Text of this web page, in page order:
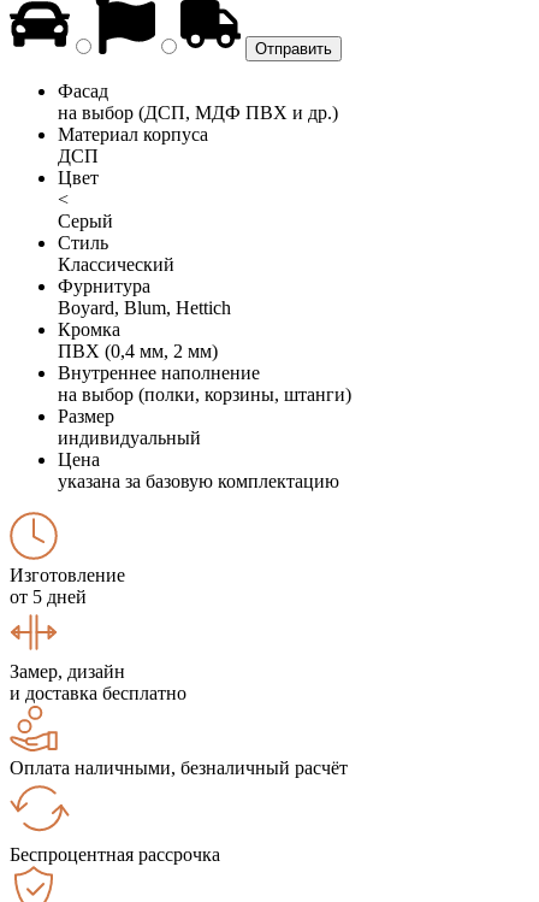
Фасад
на выбор (ДСП, МДФ ПВХ и др.)
Материал корпуса
ДСП
Цвет
<
Серый
Стиль
Классический
Фурнитура
Boyard, Blum, Hettich
Кромка
ПВХ (0,4 мм, 2 мм)
Внутреннее наполнение
на выбор (полки, корзины, штанги)
Размер
индивидуальный
Цена
указана за базовую комплектацию
Изготовление
от 5 дней
Замер, дизайн
и доставка бесплатно
Оплата наличными, безналичный расчёт
Беспроцентная рассрочка